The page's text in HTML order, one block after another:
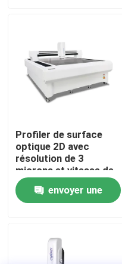
Visite de l'usine
Contrôle de la qualité
Nous contacter
Nouvelles
Machine de mesure
Profiler de surface
optique 2D avec
résolution de 3
microns et vitesse de
commande manuelle
pour la mesure de
précision
envoyer une